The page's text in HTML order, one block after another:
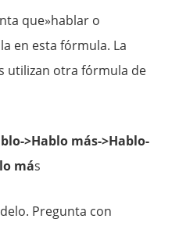
que»hablar o
en esta fórmula. La
utilizan otra fórmula de
>Hablo más->Hablo-
más
Pregunta con